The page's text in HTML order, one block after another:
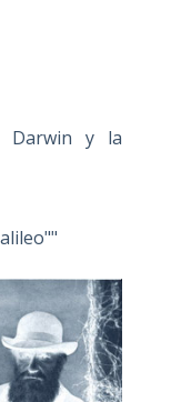
Darwin y la